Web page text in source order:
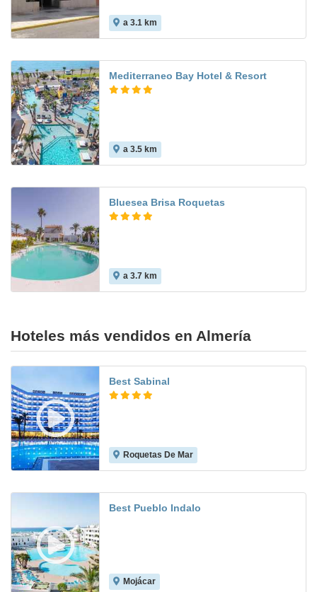
a 3.1 km
Mediterraneo Bay Hotel & Resort
a 3.5 km
Bluesea Brisa Roquetas
a 3.7 km
Hoteles más vendidos en Almería
Best Sabinal
Roquetas De Mar
Best Pueblo Indalo
Mojácar